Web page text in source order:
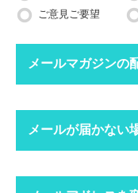
ご意見ご要望
メールマガジンの
ってください。
配信停止までに2〜3営
メールが届かない